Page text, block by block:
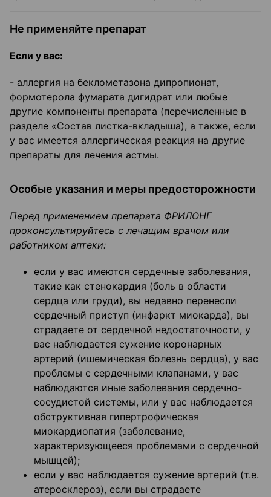
Не применяйте препарат
Если у вас:
- аллергия на беклометазона дипропионат,
формотерола фумарата дигидрат или любые
другие компоненты препарата (перечисленные в
разделе «Состав листка-вкладыша), а также, если
у вас имеется аллергическая реакция на другие
препараты для лечения астмы.
Особые указания и меры предосторожности
Перед применением препарата ФРИЛОНГ
проконсультируйтесь с лечащим врачом или
работником аптеки:
если у вас имеются сердечные заболевания,
такие как стенокардия (боль в области
сердца или груди), вы недавно перенесли
сердечный приступ (инфаркт миокарда), вы
страдаете от сердечной недостаточности, у
вас наблюдается сужение коронарных
артерий (ишемическая болезнь сердца), у вас
проблемы с сердечными клапанами, у вас
наблюдаются иные заболевания сердечно-
сосудистой системы, или у вас наблюдается
обструктивная гипертрофическая
миокардиопатия (заболевание,
характеризующееся проблемами с сердечной
мышцей);
если у вас наблюдается сужение артерий (т.е.
атеросклероз), если вы страдаете